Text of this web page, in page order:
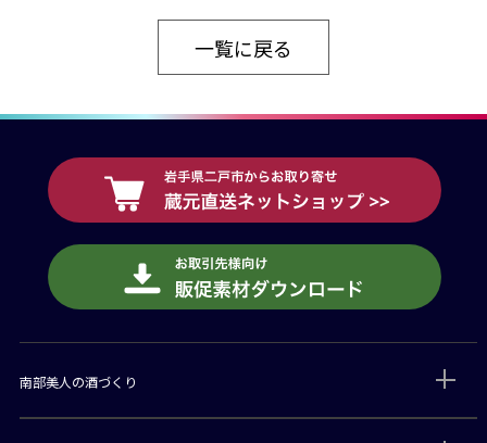
一覧に戻る
南部美人の酒づくり